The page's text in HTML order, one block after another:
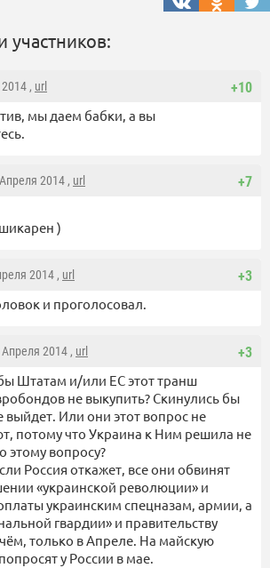
+10
, url
мы даем бабки, а вы
+7
2014 , url
)
+3
2014 , url
и проголосовал.
+3
Апреля 2014 , url
Штатам и/или ЕС этот транш
не выкупить? Скинулись бы
Или они этот вопрос не
потому что Украина к Ним решила не
этому вопросу?
Россия откажет, все они обвинят
«украинской революции» и
украинским спецназам, армии, а
гвардии» и правительству
только в Апреле. На майскую
у России в мае.